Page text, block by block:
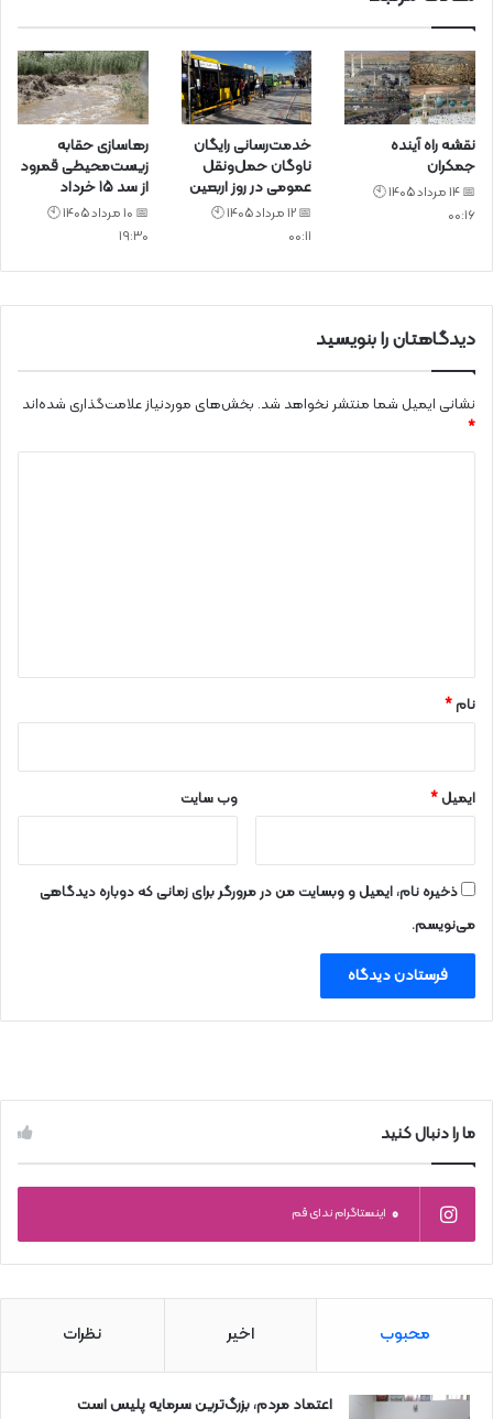
نقشه راه آینده
جمکران
📅 14 مرداد 1405 🕙
00:16
خدمت‌رسانی رایگان
ناوگان حمل‌ونقل
عمومی در روز اربعین
📅 12 مرداد 1405 🕙
00:11
رهاسازی حقابه
زیست‌محیطی قمرود
از سد ۱۵ خرداد
📅 10 مرداد 1405 🕙
19:30
دیدگاهتان را بنویسید
نشانی ایمیل شما منتشر نخواهد شد. بخش‌های موردنیاز علامت‌گذاری شده‌اند
*
نام*
ایمیل* وب‌ سایت
ذخیره نام، ایمیل و وبسایت من در مرورگر برای زمانی که دوباره دیدگاهی
می‌نویسم.
ما را دنبال کنید
0 اینستاگرام ندای قم
محبوب اخیر نظرات
اعتماد مردم، بزرگ‌ترین سرمایه پلیس است